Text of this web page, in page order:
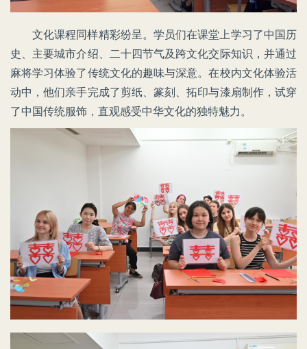
文化课程同样精彩纷呈。学员们在课堂上学习了中国历
史、主要城市介绍、二十四节气及跨文化交际知识，并通过
麻将学习体验了传统文化的趣味与深意。在校内文化体验活
动中，他们亲手完成了剪纸、篆刻、拓印与漆扇制作，试穿
了中国传统服饰，直观感受中华文化的独特魅力。